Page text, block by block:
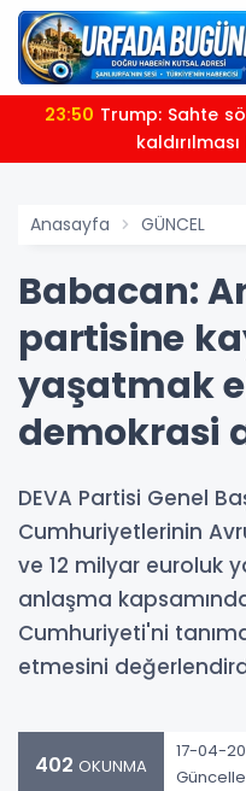
23:50
Anasayfa GÜNCEL
Babacan:
partisine
yaşatmak
demokrasi
DEVA Partisi Genel
Cumhuriyetlerinin
ve 12 milyar euroluk
anlaşma
Cumhuriyeti'ni
etmesini
402 OKUNMA
17-04-